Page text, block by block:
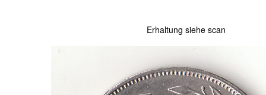
Erhaltung siehe scan